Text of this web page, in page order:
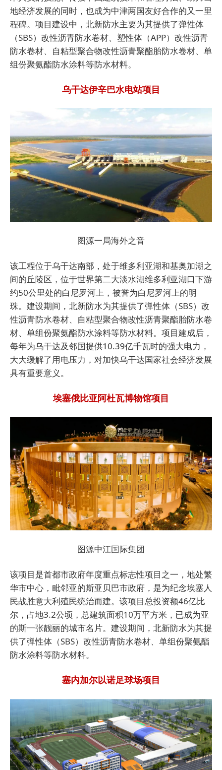
地经济发展的同时，也成为中津两国友好合作的又一里
程碑。项目建设中，北新防水主要为其提供了弹性体
（SBS）改性沥青防水卷材、塑性体（APP）改性沥青
防水卷材、自粘型聚合物改性沥青聚酯胎防水卷材、单
组份聚氨酯防水涂料等防水材料。
乌干达伊辛巴水电站项目
图源一局海外之音
该工程位于乌干达南部，处于维多利亚湖和基奥加湖之
间的丘陵区，位于世界第二大淡水湖维多利亚湖口下游
约50公里处的白尼罗河上，被誉为白尼罗河上的明
珠。建设期间，北新防水为其提供了弹性体（SBS）改
性沥青防水卷材、自粘型聚合物改性沥青聚酯胎防水卷
材、单组份聚氨酯防水涂料等防水材料。项目建成后，
每年为乌干达及邻国提供10.39亿千瓦时的强大电力，
大大缓解了用电压力，对加快乌干达国家社会经济发展
具有重要意义。
埃塞俄比亚阿杜瓦博物馆项目
图源中江国际集团
该项目是首都市政府年度重点标志性项目之一，地处繁
华市中心，毗邻亚的斯亚贝巴市政府，是为纪念埃塞人
民战胜意大利殖民统治而建。该项目总投资额46亿比
尔，占地3.2公顷，总建筑面积10万平方米，已成为亚
的斯一张靓丽的城市名片。建设期间，北新防水为其提
供了弹性体（SBS）改性沥青防水卷材、单组份聚氨酯
防水涂料等防水材料。
塞内加尔以诺足球场项目